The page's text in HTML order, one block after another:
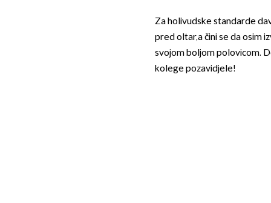
Za holivudske standarde
pred oltar,a čini se da osim
svojom boljom polovicom.
kolege pozavidjele!